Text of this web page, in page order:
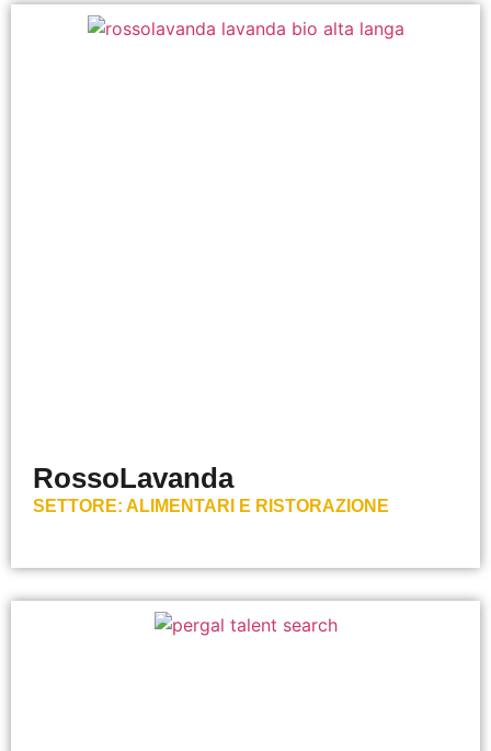
RossoLavanda
SETTORE: ALIMENTARI E RISTORAZIONE